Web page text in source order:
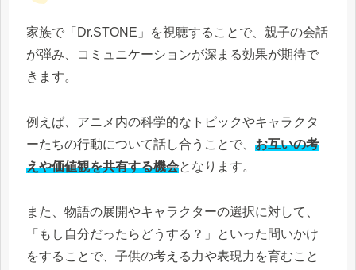
家族で「Dr.STONE」を視聴することで、親子の会話
が弾み、コミュニケーションが深まる効果が期待で
きます。
例えば、アニメ内の科学的なトピックやキャラクタ
ーたちの行動について話し合うことで、 お互いの考
えや価値観を共有する機会となります。
また、物語の展開やキャラクターの選択に対して、
「もし自分だったらどうする？」といった問いかけ
をすることで、子供の考える力や表現力を育むこと